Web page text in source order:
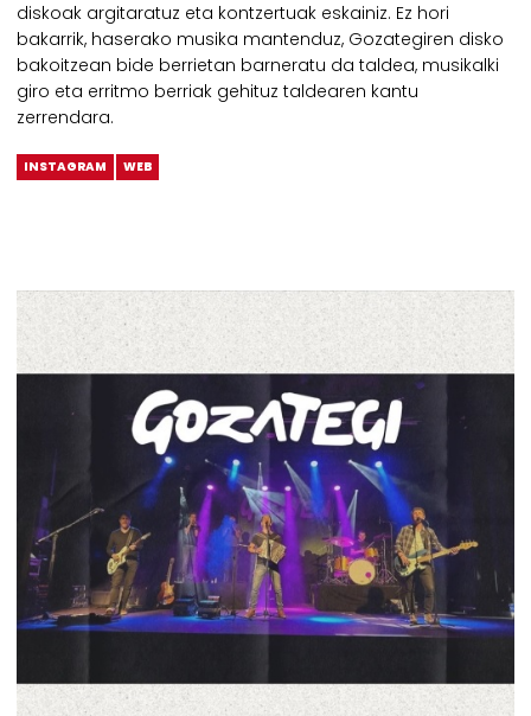
diskoak argitaratuz eta kontzertuak eskainiz. Ez hori
bakarrik, haserako musika mantenduz, Gozategiren disko
bakoitzean bide berrietan barneratu da taldea, musikalki
giro eta erritmo berriak gehituz taldearen kantu
zerrendara.
INSTAGRAM WEB